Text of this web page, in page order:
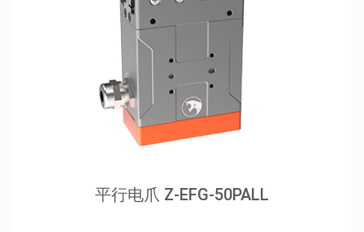
平行电爪 Z-EFG-50PALL